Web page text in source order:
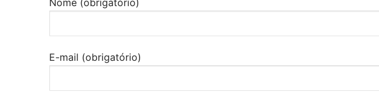
Nome (obrigatório)
E-mail (obrigatório)